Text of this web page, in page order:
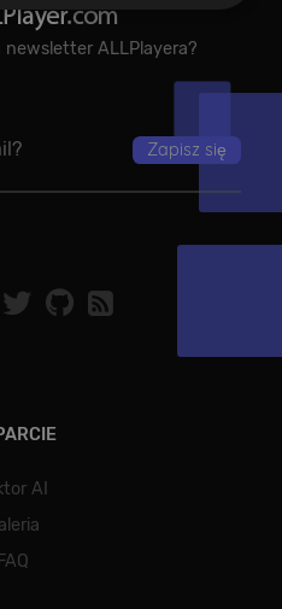
newsletter ALLPlayera?
AI
FAQ
Funkcjonalność
zbierają informację o
korzystają ze
do bezpośredniej